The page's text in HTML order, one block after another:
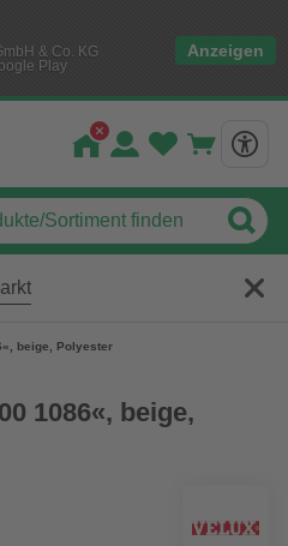
& Co. KG
Play
Anzeigen
beige, Polyester
1086«, beige,